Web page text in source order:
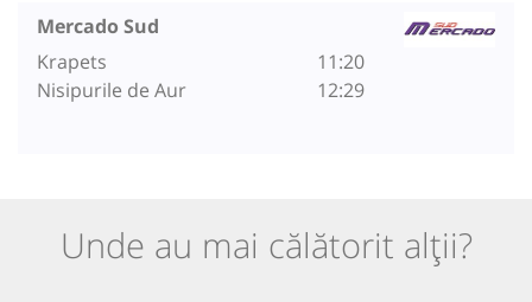
Mercado Sud
Krapets
Nisipurile de Aur
11:20
12:29
Unde au mai călătorit alții?